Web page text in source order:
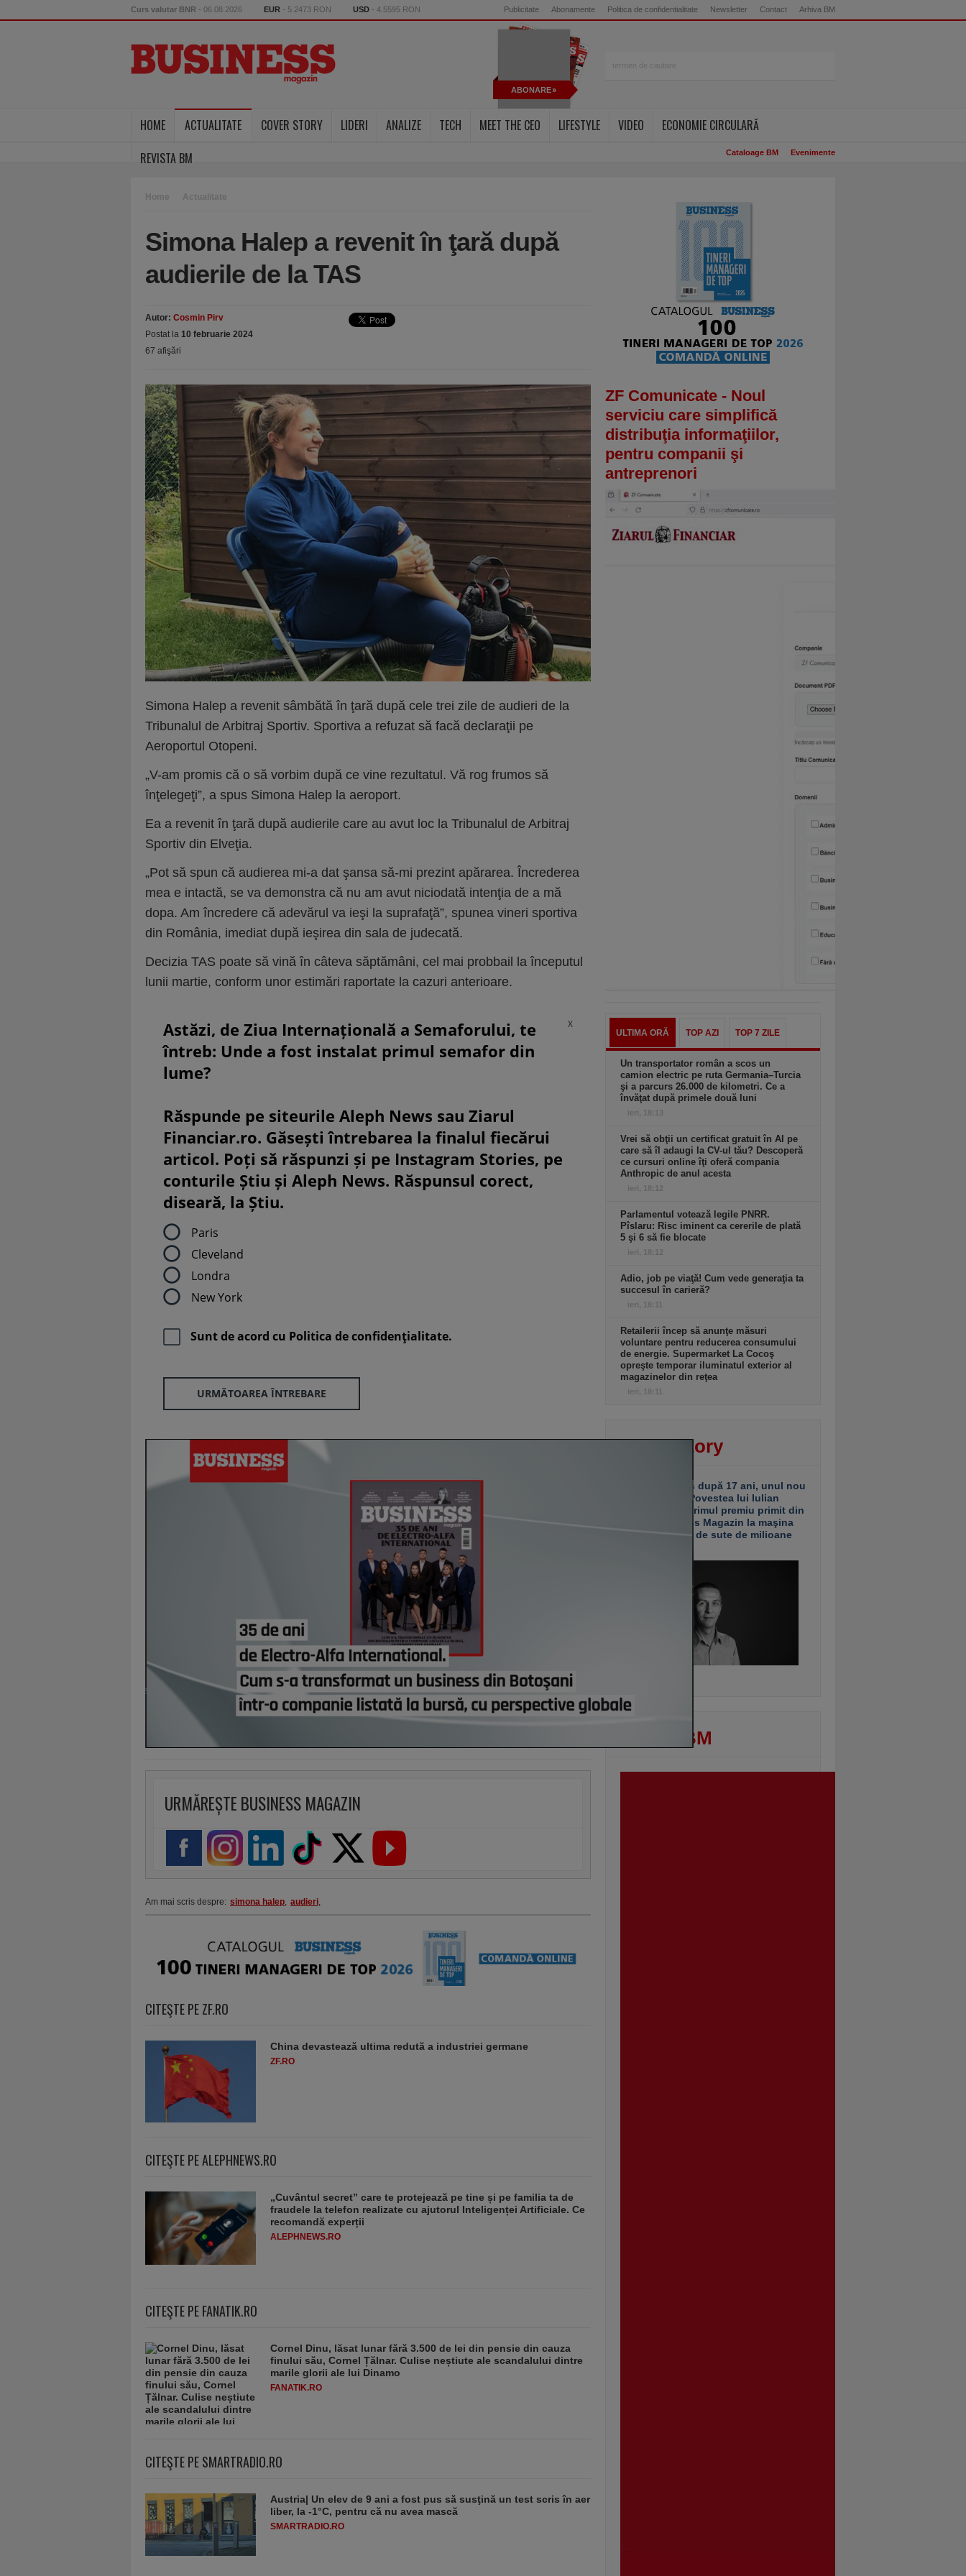
Curs valutar BNR - 06.08.2026 EUR - 5.2473 RON USD - 4.5595 RON Publicitate Abonamente Politica de confidentialitate Newsletter Contact Arhiva BM
ABONARE
HOME ACTUALITATE COVER STORY LIDERI ANALIZE TECH MEET THE CEO LIFESTYLE VIDEO
ECONOMIE CIRCULARĂ
REVISTA BM
Cataloage BM Evenimente
Home Actualitate
Simona Halep a revenit în ţară după
audierile de la TAS
Autor: Cosmin Pirv
Postat la 10 februarie 2024
67 afişări
Simona Halep a revenit sâmbătă în ţară după cele trei zile de audieri de la
Tribunalul de Arbitraj Sportiv. Sportiva a refuzat să facă declaraţii pe
Aeroportul Otopeni.
„V-am promis că o să vorbim după ce vine rezultatul. Vă rog frumos să
înţelegeţi”, a spus Simona Halep la aeroport.
Ea a revenit în ţară după audierile care au avut loc la Tribunalul de Arbitraj
Sportiv din Elveţia.
„Pot să spun că audierea mi-a dat şansa să-mi prezint apărarea. Încrederea
mea e intactă, se va demonstra că nu am avut niciodată intenţia de a mă
dopa. Am încredere că adevărul va ieşi la suprafaţă”, spunea vineri sportiva
din România, imediat după ieşirea din sala de judecată.
Decizia TAS poate să vină în câteva săptămâni, cel mai probbail la începutul
lunii martie, conform unor estimări raportate la cazuri anterioare.
X
Astăzi, de Ziua Internațională a Semaforului, te
întreb: Unde a fost instalat primul semafor din
lume?
Răspunde pe siteurile Aleph News sau Ziarul
Financiar.ro. Găsești întrebarea la finalul fiecărui
articol. Poți să răspunzi și pe Instagram Stories, pe
conturile Știu și Aleph News. Răspunsul corect,
diseară, la Știu.
Paris
Cleveland
Londra
New York
Sunt de acord cu Politica de confidenţialitate.
URMĂTOAREA ÎNTREBARE
URMĂREȘTE BUSINESS MAGAZIN
Am mai scris despre: simona halep, audieri,
CITEŞTE PE ZF.RO
China devastează ultima redută a industriei germane
ZF.RO
CITEŞTE PE ALEPHNEWS.RO
„Cuvântul secret” care te protejează pe tine și pe familia ta de
fraudele la telefon realizate cu ajutorul Inteligenței Artificiale. Ce
recomandă experții
ALEPHNEWS.RO
CITEŞTE PE FANATIK.RO
Cornel Dinu, lăsat lunar fără 3.500 de lei din pensie din cauza
finului său, Cornel Țălnar. Culise neștiute ale scandalului dintre
marile glorii ale lui Dinamo
FANATIK.RO
CITEŞTE PE SMARTRADIO.RO
Austria| Un elev de 9 ani a fost pus să susţină un test scris în aer
liber, la -1°C, pentru că nu avea mască
SMARTRADIO.RO
ZF Comunicate - Noul
serviciu care simplifică
distribuţia informaţiilor,
pentru companii şi
antreprenori
ULTIMA ORĂ TOP AZI TOP 7 ZILE
Un transportator român a scos un
camion electric pe ruta Germania–Turcia
şi a parcurs 26.000 de kilometri. Ce a
învăţat după primele două luni
ieri, 18:13
Vrei să obţii un certificat gratuit în AI pe
care să îl adaugi la CV-ul tău? Descoperă
ce cursuri online îţi oferă compania
Anthropic de anul acesta
ieri, 18:12
Parlamentul votează legile PNRR.
Pîslaru: Risc iminent ca cererile de plată
5 şi 6 să fie blocate
ieri, 18:12
Adio, job pe viaţă! Cum vede generaţia ta
succesul în carieră?
ieri, 18:11
Retailerii încep să anunţe măsuri
voluntare pentru reducerea consumului
de energie. Supermarket La Cocoş
opreşte temporar iluminatul exterior al
magazinelor din reţea
ieri, 18:11
Cover story
Un pariu închis după 17 ani, unul nou
abia deschis. Povestea lui Iulian
Stanciu de la primul premiu primit din
partea Business Magazin la maşina
lui de investiţii de sute de milioane
VIDEO BM